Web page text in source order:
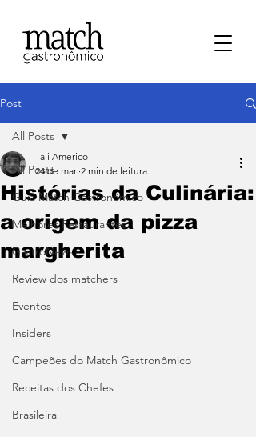
Post
All Posts
⁠Guia Match Gastronômico
Melhores Restaurantes
⁠GastroNews
Review dos matchers
Eventos
⁠Insiders
Campeões do Match Gastronômico
Receitas dos Chefes
Brasileira
All Posts
Histórias da Culinária:
a origem da pizza
margherita
Tali Americo
24 de mar. 2 min de leitura